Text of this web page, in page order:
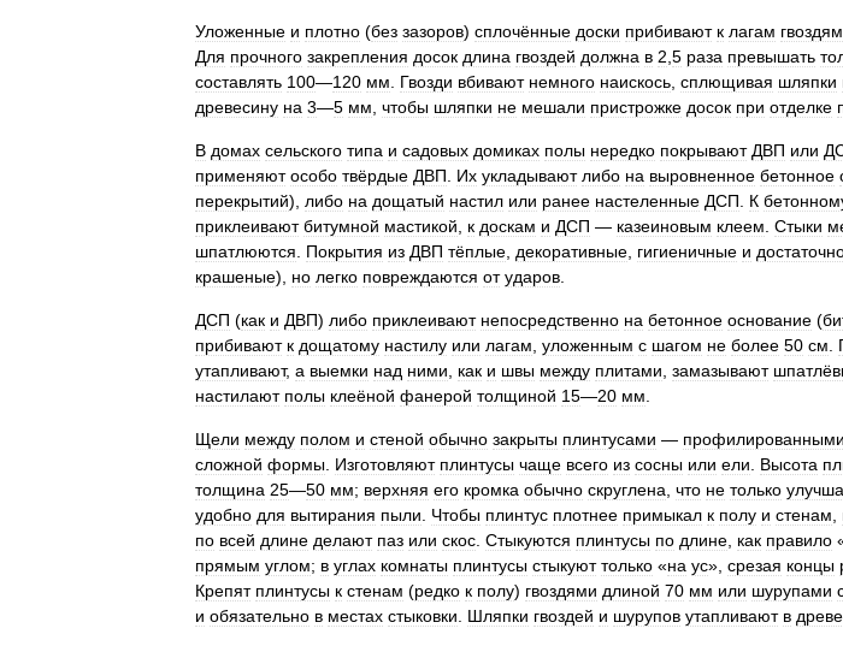
Уложенные и плотно (без зазоров) сплочённые доски прибивают к лагам
Для прочного закрепления досок длина гвоздей должна в 2 5 раза превышать
составлять 100—120 мм Гвозди вбивают немного наискось сплющивая шляпки
древесину на 3—5 мм чтобы шляпки не мешали пристрожке досок при отделке
В домах сельского типа и садовых домиках полы нередко покрывают ДВП или
применяют особо твёрдые ДВП Их укладывают либо на выровненное бетонное
перекрытий), либо на дощатый настил или ранее настеленные ДСП К
приклеивают битумной мастикой к доскам и ДСП — казеиновым клеем Стыки
шпатлюются
Покрытия из ДВП тёплые декоративные гигиеничные и
крашеные), но легко повреждаются от ударов
ДСП (как и ДВП) либо приклеивают непосредственно на бетонное основание (
прибивают к дощатому настилу или лагам уложенным с шагом не более 50 см
утапливают, а выемки над ними как и швы между плитами замазывают
настилают полы клеёной фанерой толщиной 15—20 мм
Щели между полом и стеной обычно закрыты плинтусами — профилированными
сложной формы Изготовляют плинтусы чаще всего из сосны или ели Высота
толщина 25—50 мм; верхняя его кромка обычно скруглена что не только
удобно для вытирания пыли Чтобы плинтус плотнее примыкал к полу и стенам
по всей длине делают паз или скос Стыкуются плинтусы по длине как правило
прямым углом; в углах комнаты плинтусы стыкуют только «на ус», срезая концы
Крепят плинтусы к стенам (редко к полу) гвоздями длиной 70 мм или шурупами
и обязательно в местах стыковки Шляпки гвоздей и шурупов утапливают в